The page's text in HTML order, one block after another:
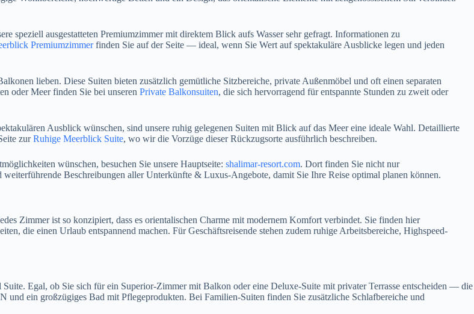
speziell ausgestatteten Premiumzimmer mit direktem Blick aufs Wasser sehr gefragt. Informationen zu
Premiumzimmerfinden Sie auf der Seite — ideal, wenn Sie Wert auf spektakuläre Ausblicke legen und jeden
lieben. Diese Suiten bieten zusätzlich gemütliche Sitzbereiche, private Außenmöbel und oft einen separaten
oder Meer finden Sie bei unseren Private Balkonsuiten, die sich hervorragend für entspannte Stunden zu zweit oder
Ausblick wünschen, sind unsere ruhig gelegenen Suiten mit Blick auf das Meer eine ideale Wahl. Detaillierte
zurRuhige Meerblick Suite, wo wir die Vorzüge dieser Rückzugsorte ausführlich beschreiben.
wünschen, besuchen Sie unsere Hauptseite: shalimar-resort.com. Dort finden Sie nicht nur
Beschreibungen aller Unterkünfte & Luxus-Angebote, damit Sie Ihre Reise optimal planen können.
Zimmer ist so konzipiert, dass es orientalischen Charme mit modernem Komfort verbindet. Sie finden hier
die einen Urlaub entspannend machen. Für Geschäftsreisende stehen zudem ruhige Arbeitsbereiche, Highspeed-
Egal, ob Sie sich für ein Superior-Zimmer mit Balkon oder eine Deluxe-Suite mit privater Terrasse entscheiden — die
ein großzügiges Bad mit Pflegeprodukten. Bei Familien-Suiten finden Sie zusätzliche Schlafbereiche und